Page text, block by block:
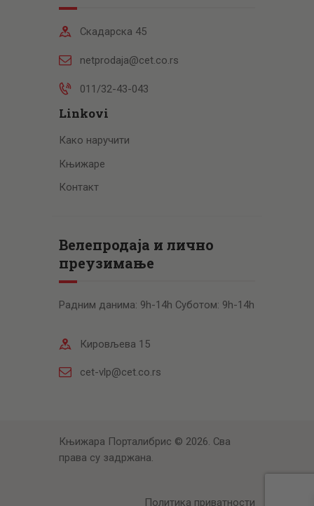
Скадарска 45
netprodaja@cet.co.rs
011/32-43-043
Linkovi
Како наручити
Књижаре
Контакт
Велепродаја и лично
преузимање
Радним данима: 9h-14h Суботом: 9h-14h
Кировљева 15
cet-vlp@cet.co.rs
Књижара Порталибрис © 2026. Сва
права су задржана.
Политика приватности